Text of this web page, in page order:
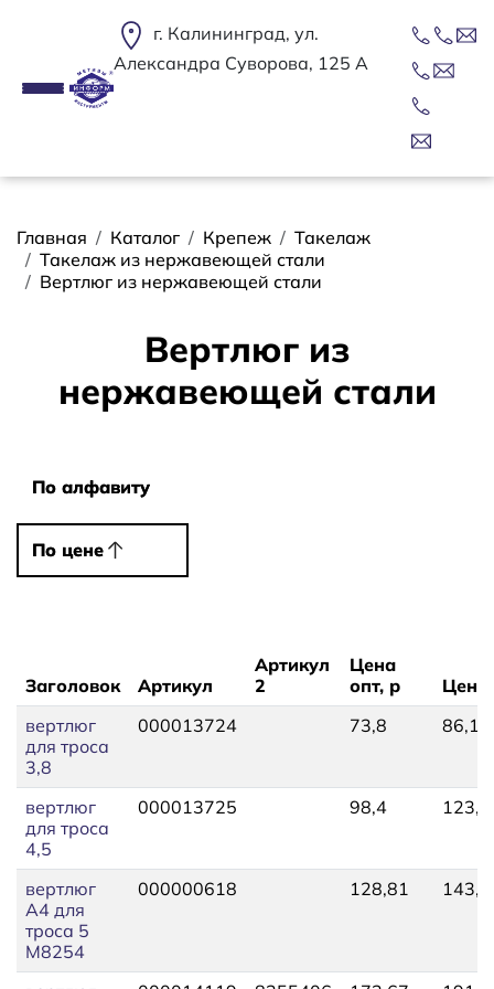
г. Калининград, ул.
Александра Суворова, 125 А
Строка навигации
Главная Каталог Крепеж
Такелаж
Такелаж из нержавеющей стали
Вертлюг из нержавеющей стали
Вертлюг из
нержавеющей стали
По алфавиту
По алфавиту
По цене
По цене
Заголовок Артикул
Артикул
2
Цена
опт, р
вертлюг
для троса
3,8
000013724 73,8 86,10
вертлюг
для троса
4,5
000013725 98,4
вертлюг
A4 для
троса 5
М8254
000000618 128,81